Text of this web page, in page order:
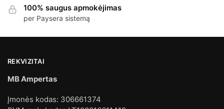
100% saugus apmokėjimas
per Paysera sistemą
REKVIZITAI
MB Ampertas
Įmonės kodas: 306661374